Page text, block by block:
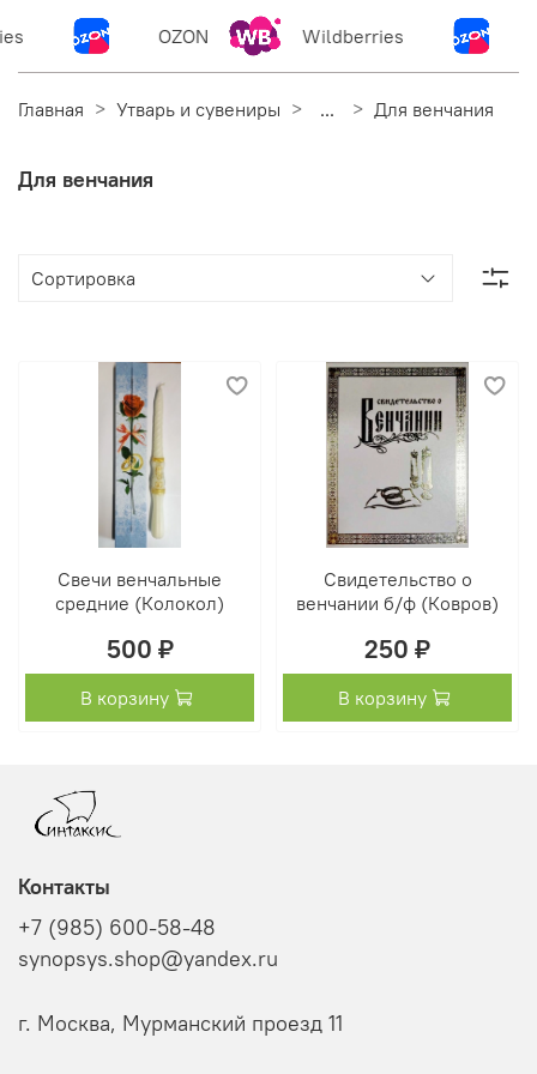
OZON Wildberries
Главная Утварь и сувениры ... Для венчания
Для венчания
Свечи венчальные
средние (Колокол)
500 ₽
В корзину
Свидетельство о
венчании б/ф (Ковров)
250 ₽
В корзину
Контакты
+7 (985) 600-58-48
synopsys.shop@yandex.ru
г. Москва, Мурманский проезд 11